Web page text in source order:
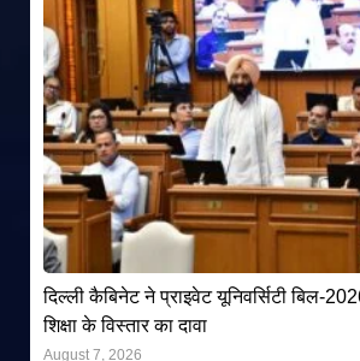
दिल्ली कैबिनेट ने प्राइवेट यूनिवर्सिटी बिल-
शिक्षा के विस्तार का दावा
August 7, 2026